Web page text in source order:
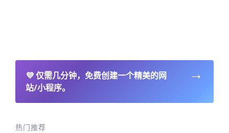
💜仅需几分钟，免费创建一个精美的网
站/小程序。
→
热门推荐